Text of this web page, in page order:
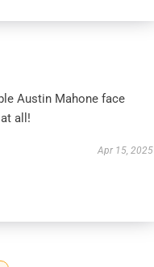
Austin Mahone face
all!
Apr 15, 2025